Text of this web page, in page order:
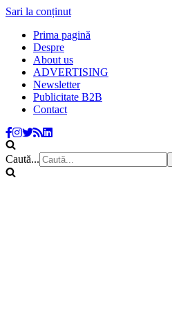
Sari la conținut
Prima pagină
Despre
About us
ADVERTISING
Newsletter
Publicitate B2B
Contact
Caută...